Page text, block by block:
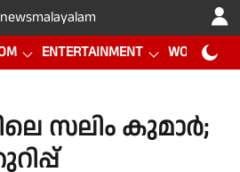
ENTERTAINMENT WORLD CUP
സലിം കുമാര്‍;